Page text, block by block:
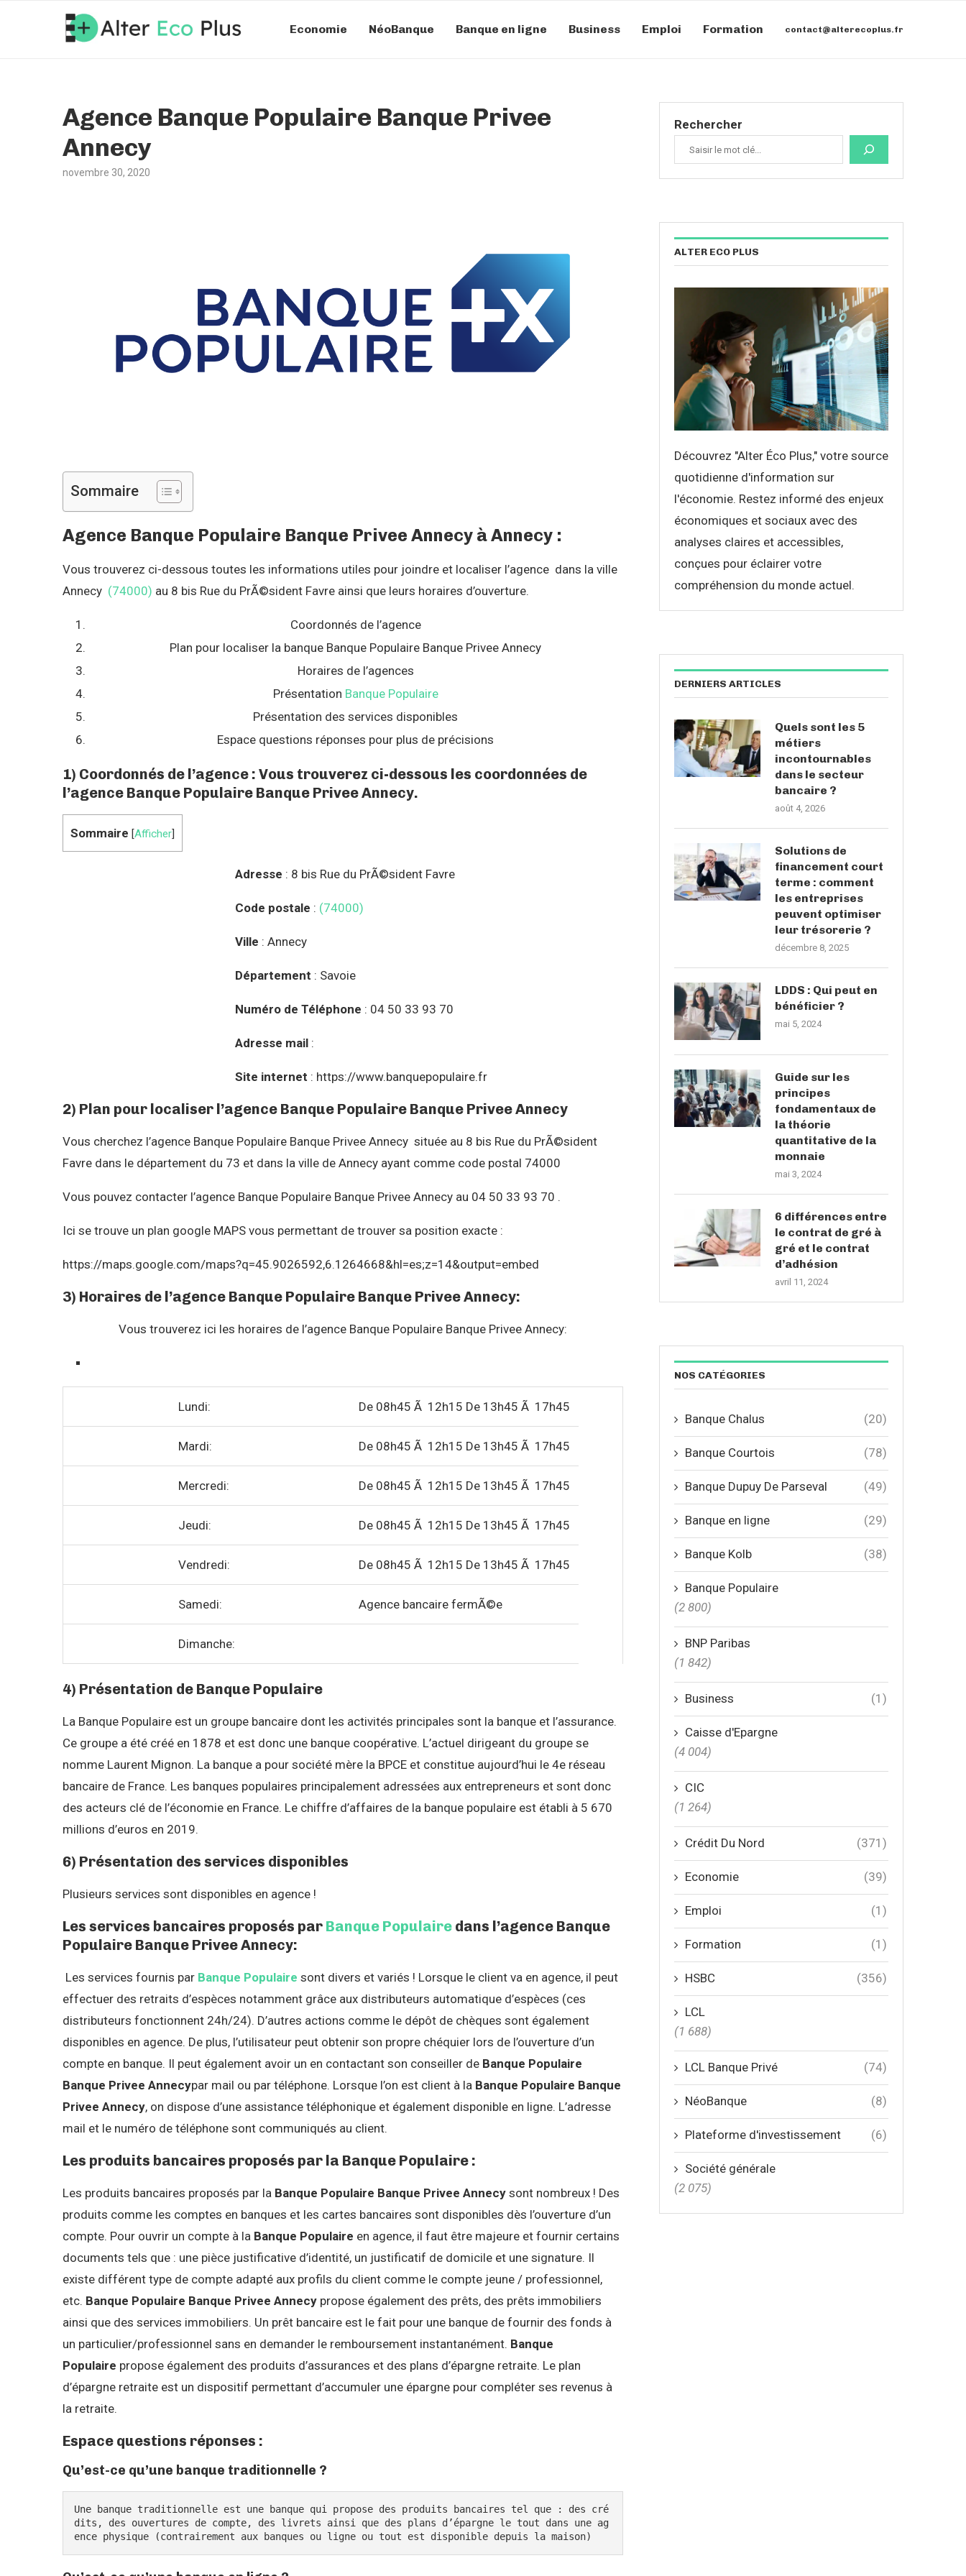
Economie NéoBanque Banque en ligne Business Emploi Formation contact@alterecoplus.fr
Agence Banque Populaire Banque Privee
Annecy
novembre 30, 2020
Sommaire
Agence Banque Populaire Banque Privee Annecy à Annecy :
Vous trouverez ci-dessous toutes les informations utiles pour joindre et localiser l’agence dans la ville
Annecy (74000) au 8 bis Rue du PrÃ©sident Favre ainsi que leurs horaires d’ouverture.
Coordonnés de l’agence
Plan pour localiser la banque Banque Populaire Banque Privee Annecy
Horaires de l’agences
Présentation Banque Populaire
Présentation des services disponibles
Espace questions réponses pour plus de précisions
1) Coordonnés de l’agence : Vous trouverez ci-dessous les coordonnées de
l’agence Banque Populaire Banque Privee Annecy.
Sommaire [Afficher]
Adresse : 8 bis Rue du PrÃ©sident Favre
Code postale : (74000)
Ville : Annecy
Département : Savoie
Numéro de Téléphone : 04 50 33 93 70
Adresse mail :
Site internet : https://www.banquepopulaire.fr
2) Plan pour localiser l’agence Banque Populaire Banque Privee Annecy
Vous cherchez l’agence Banque Populaire Banque Privee Annecy située au 8 bis Rue du PrÃ©sident
Favre dans le département du 73 et dans la ville de Annecy ayant comme code postal 74000
Vous pouvez contacter l’agence Banque Populaire Banque Privee Annecy au 04 50 33 93 70 .
Ici se trouve un plan google MAPS vous permettant de trouver sa position exacte :
https://maps.google.com/maps?q=45.9026592,6.1264668&hl=es;z=14&output=embed
3) Horaires de l’agence Banque Populaire Banque Privee Annecy:
Vous trouverez ici les horaires de l’agence Banque Populaire Banque Privee Annecy:
Lundi: De 08h45 Ã 12h15 De 13h45 Ã 17h45
Mardi: De 08h45 Ã 12h15 De 13h45 Ã 17h45
Mercredi: De 08h45 Ã 12h15 De 13h45 Ã 17h45
Jeudi: De 08h45 Ã 12h15 De 13h45 Ã 17h45
Vendredi: De 08h45 Ã 12h15 De 13h45 Ã 17h45
Samedi: Agence bancaire fermÃ©e
Dimanche:
4) Présentation de Banque Populaire
La Banque Populaire est un groupe bancaire dont les activités principales sont la banque et l’assurance.
Ce groupe a été créé en 1878 et est donc une banque coopérative. L’actuel dirigeant du groupe se
nomme Laurent Mignon. La banque a pour société mère la BPCE et constitue aujourd’hui le 4e réseau
bancaire de France. Les banques populaires principalement adressées aux entrepreneurs et sont donc
des acteurs clé de l’économie en France. Le chiffre d’affaires de la banque populaire est établi à 5 670
millions d’euros en 2019.
6) Présentation des services disponibles
Plusieurs services sont disponibles en agence !
Les services bancaires proposés par Banque Populaire dans l’agence Banque
Populaire Banque Privee Annecy:
Les services fournis par Banque Populaire sont divers et variés ! Lorsque le client va en agence, il peut
effectuer des retraits d’espèces notamment grâce aux distributeurs automatique d’espèces (ces
distributeurs fonctionnent 24h/24). D’autres actions comme le dépôt de chèques sont également
disponibles en agence. De plus, l’utilisateur peut obtenir son propre chéquier lors de l’ouverture d’un
compte en banque. Il peut également avoir un en contactant son conseiller de Banque Populaire
Banque Privee Annecypar mail ou par téléphone. Lorsque l’on est client à la Banque Populaire Banque
Privee Annecy, on dispose d’une assistance téléphonique et également disponible en ligne. L’adresse
mail et le numéro de téléphone sont communiqués au client.
Les produits bancaires proposés par la Banque Populaire :
Les produits bancaires proposés par la Banque Populaire Banque Privee Annecy sont nombreux ! Des
produits comme les comptes en banques et les cartes bancaires sont disponibles dès l’ouverture d’un
compte. Pour ouvrir un compte à la Banque Populaire en agence, il faut être majeure et fournir certains
documents tels que : une pièce justificative d’identité, un justificatif de domicile et une signature. Il
existe différent type de compte adapté aux profils du client comme le compte jeune / professionnel,
etc. Banque Populaire Banque Privee Annecy propose également des prêts, des prêts immobiliers
ainsi que des services immobiliers. Un prêt bancaire est le fait pour une banque de fournir des fonds à
un particulier/professionnel sans en demander le remboursement instantanément. Banque
Populaire propose également des produits d’assurances et des plans d’épargne retraite. Le plan
d’épargne retraite est un dispositif permettant d’accumuler une épargne pour compléter ses revenus à
la retraite.
Espace questions réponses :
Qu’est-ce qu’une banque traditionnelle ?
Une banque traditionnelle est une banque qui propose des produits bancaires tel que : des cré
dits, des ouvertures de compte, des livrets ainsi que des plans d’épargne le tout dans une ag
ence physique (contrairement aux banques ou ligne ou tout est disponible depuis la maison)
Rechercher
ALTER ECO PLUS
Découvrez "Alter Éco Plus," votre source
quotidienne d'information sur
l'économie. Restez informé des enjeux
économiques et sociaux avec des
analyses claires et accessibles,
conçues pour éclairer votre
compréhension du monde actuel.
DERNIERS ARTICLES
Quels sont les 5
métiers
incontournables
dans le secteur
bancaire ?
août 4, 2026
Solutions de
financement court
terme : comment
les entreprises
peuvent optimiser
leur trésorerie ?
décembre 8, 2025
LDDS : Qui peut en
bénéficier ?
mai 5, 2024
Guide sur les
principes
fondamentaux de
la théorie
quantitative de la
monnaie
mai 3, 2024
6 différences entre
le contrat de gré à
gré et le contrat
d’adhésion
avril 11, 2024
NOS CATÉGORIES
Banque Chalus (20)
Banque Courtois (78)
Banque Dupuy De Parseval (49)
Banque en ligne (29)
Banque Kolb (38)
Banque Populaire
(2 800)
BNP Paribas
(1 842)
Business (1)
Caisse d'Epargne
(4 004)
CIC
(1 264)
Crédit Du Nord (371)
Economie (39)
Emploi (1)
Formation (1)
HSBC (356)
LCL
(1 688)
LCL Banque Privé (74)
NéoBanque (8)
Plateforme d'investissement (6)
Société générale
(2 075)